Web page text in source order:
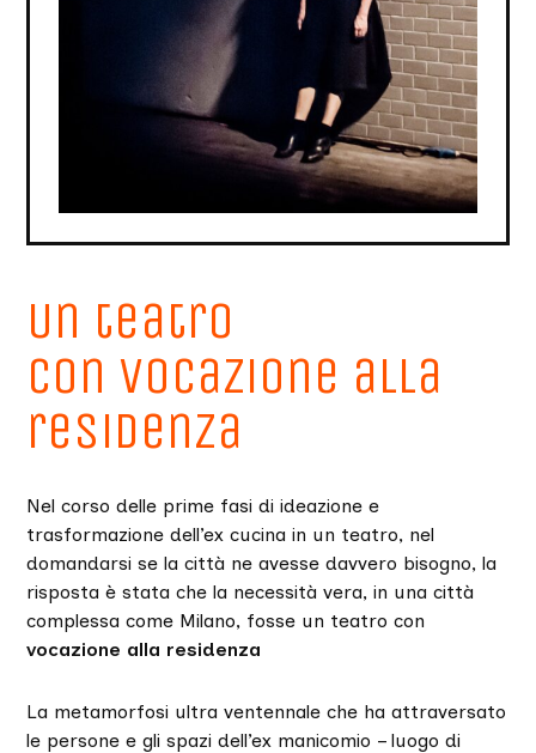
Un teatro
con vocazione alla
residenza
Nel corso delle prime fasi di ideazione e
trasformazione dell’ex cucina in un teatro, nel
domandarsi se la città ne avesse davvero bisogno, la
risposta è stata che la necessità vera, in una città
complessa come Milano, fosse un teatro con
vocazione alla residenza
La metamorfosi ultra ventennale che ha attraversato
le persone e gli spazi dell’ex manicomio – luogo di